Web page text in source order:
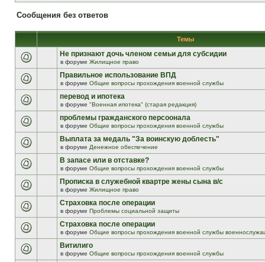
Сообщения без ответов
Темы
Не признают дочь членом семьи для субсидии
в форуме Жилищное право
Правильное использование ВПД
в форуме Общие вопросы прохождения военной службы
перевод и ипотека
в форуме "Военная ипотека" (старая редакция)
проблемы гражданского персоонала
в форуме Общие вопросы прохождения военной службы
Выплата за медаль "За воинскую доблесть"
в форуме Денежное обеспечение
В запасе или в отставке?
в форуме Общие вопросы прохождения военной службы
Прописка в служебной квартре жены сына в/с
в форуме Жилищное право
Страховка после операции
в форуме Проблемы социальной защиты
Страховка после операции
в форуме Общие вопросы прохождения военной службы
Витилиго
в форуме Общие вопросы прохождения военной службы